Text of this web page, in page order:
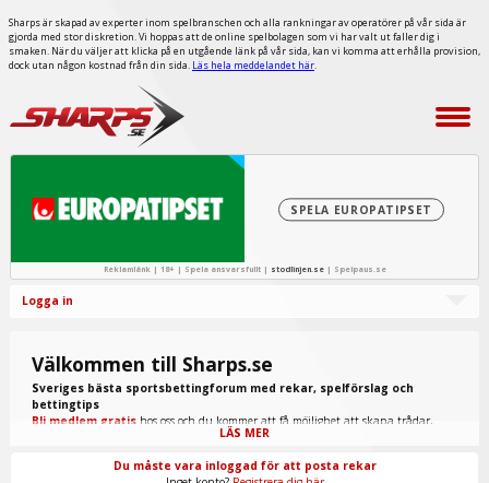
Sharps är skapad av experter inom spelbranschen och alla rankningar av operatörer på vår sida är
gjorda med stor diskretion. Vi hoppas att de online spelbolagen som vi har valt ut faller dig i
smaken. När du väljer att klicka på en utgående länk på vår sida, kan vi komma att erhålla provision,
dock utan någon kostnad från din sida. Läs hela meddelandet här.
SPELA EUROPATIPSET
Reklamlänk | 18+ | Spela ansvarsfullt | stodlinjen.se| Spelpaus.se
Logga in
Välkommen till Sharps.se
Sveriges bästa sportsbettingforum med rekar, spelförslag och
bettingtips
Bli medlem gratis hos oss och du kommer att få möjlighet att skapa trådar,
skriva inlägg, ta del av spel från "procappers" och mycket annat.
LÄS MER
Du måste vara inloggad för att posta rekar